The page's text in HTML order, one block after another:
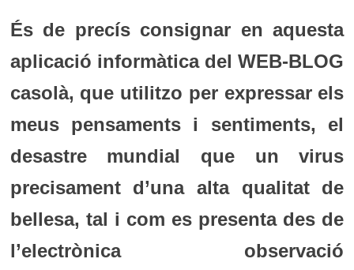
És de precís consignar en aquesta
aplicació informàtica del WEB-BLOG
casolà, que utilitzo per expressar els
meus pensaments i sentiments, el
desastre mundial que un virus
precisament d’una alta qualitat de
bellesa, tal i com es presenta des de
l’electrònica observació